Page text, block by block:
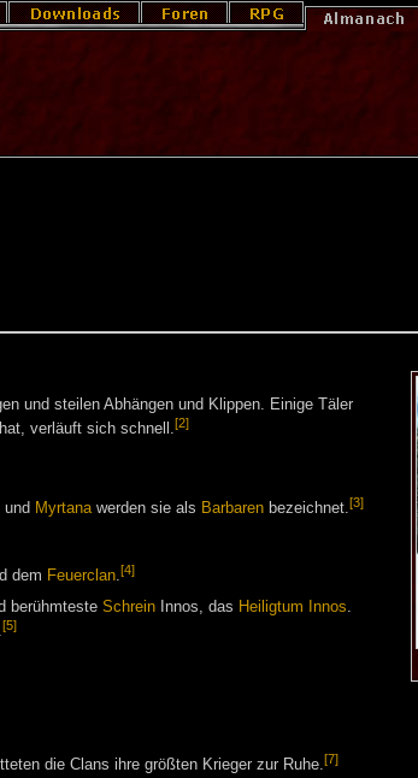
und steilen Abhängen und Klippen. Einige Täler
verläuft sich schnell.[2]
und Myrtanawerden sie als Barbarenbezeichnet.[3]
dem Feuerclan.[4]
berühmteste SchreinInnos, das Heiligtum Innos
[5]
die Clans ihre größten Krieger zur Ruhe.[7]